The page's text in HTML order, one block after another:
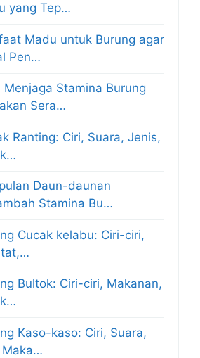
yang Tep…
Madu untuk Burung agar
Pen…
Menjaga Stamina Burung
Sera…
Ranting: Ciri, Suara, Jenis,
Daun-daunan
Stamina Bu…
Cucak kelabu: Ciri-ciri,
Bultok: Ciri-ciri, Makanan,
Kaso-kaso: Ciri, Suara,
Maka…